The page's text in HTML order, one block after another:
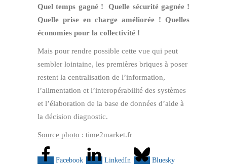
Quel temps gagné ! Quelle sécurité gagnée !
Quelle prise en charge améliorée ! Quelles
économies pour la collectivité !
Mais pour rendre possible cette vue qui peut
sembler lointaine, les premières briques à poser
restent la centralisation de l’information,
l’alimentation et l’interopérabilité des systèmes
et l’élaboration de la base de données d’aide à
la décision diagnostic.
Source photo : time2market.fr
Facebook LinkedIn Bluesky